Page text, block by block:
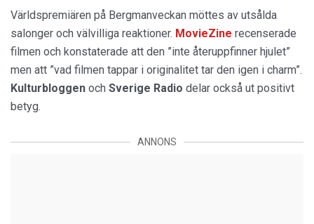
Världspremiären på Bergmanveckan möttes av utsålda
salonger och välvilliga reaktioner. MovieZine recenserade
filmen och konstaterade att den ”inte återuppfinner hjulet”
men att ”vad filmen tappar i originalitet tar den igen i charm”.
Kulturbloggen och Sverige Radio delar också ut positivt
betyg.
ANNONS